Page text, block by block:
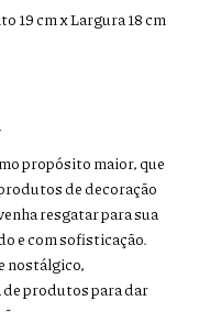
19 cm x Largura 18 cm
propósito maior, que
de decoração
resgatar para sua
e com sofisticação.
nostálgico,
produtos para dar